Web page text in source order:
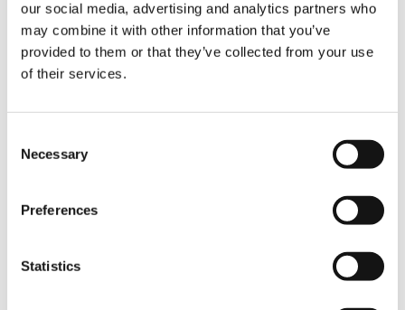
our social media, advertising and analytics partners who
may combine it with other information that you’ve
provided to them or that they’ve collected from your use
of their services.
Selection
Necessary
Preferences
Statistics
重来（けんどちょうらい）する気にはならないだろ
う。そう考える私は、判官びいきだろうか。
毎年、私は競技を前にして、県選手団に激励の言葉
ある。自分の限界に挑戦しろ、相手が弱ければいつ
でも勝てる。自分に挑戦するための手段として、相
で励んだ練習の成果を存分に出し切れ。」
県でありながら、その後も全国20位前後をキープし